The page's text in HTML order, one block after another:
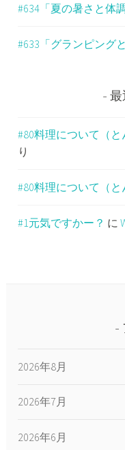
#634「夏の暑さと体
#633「グランピング
最
#80料理について（と
り
#80料理について（と
#1元気ですかー？ に
2026年8月
2026年7月
2026年6月